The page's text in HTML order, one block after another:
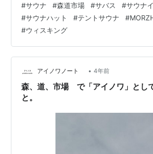
トごとにアロマがあり好みを探すことが
MORZH 一室4名 スモークサウナ・白檀・
パーベリー 3日間で圧倒的高温をたたき出
が振り切れてしまう 高温注意 EX-PRO ウ
オーク・カエデ・白樺など色々な…
#サウナ #森道市場 #サバス #サウナ
#サウナハット #テントサウナ #
#ウィスキング
アイノワノート • 4年前
森、道、市場 で「アイノワ」とし
と。